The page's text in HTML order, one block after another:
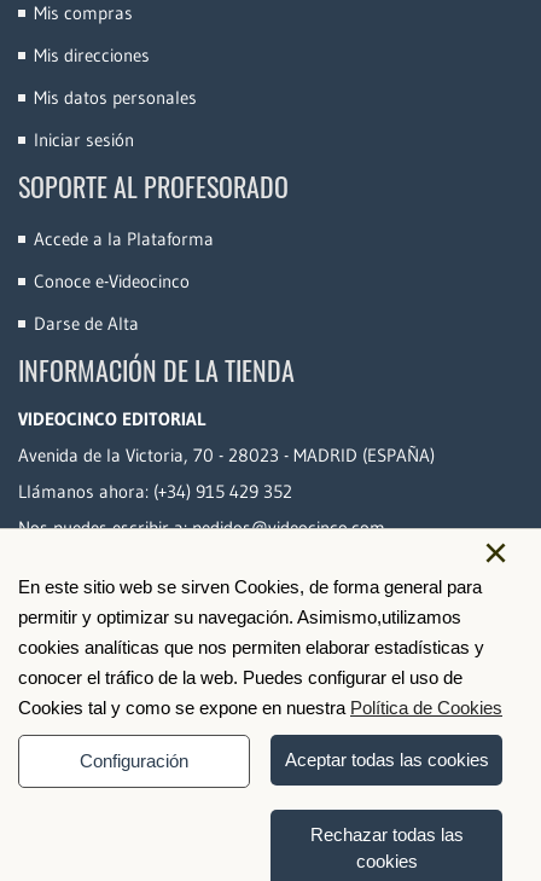
×
En este sitio web se sirven Cookies, de forma general para
permitir y optimizar su navegación. Asimismo,utilizamos
cookies analíticas que nos permiten elaborar estadísticas y
conocer el tráfico de la web. Puedes configurar el uso de
Cookies tal y como se expone en nuestra Política de Cookies
Configuración Aceptar todas las cookies
Rechazar todas las
cookies
Mis compras
Mis direcciones
Mis datos personales
Iniciar sesión
SOPORTE AL PROFESORADO
Accede a la Plataforma
Conoce e-Videocinco
Darse de Alta
INFORMACIÓN DE LA TIENDA
VIDEOCINCO EDITORIAL
Avenida de la Victoria, 70 - 28023 - MADRID (ESPAÑA)
Llámanos ahora: (+34) 915 429 352
Nos puedes escribir a:pedidos@videocinco.com
PAGO SEGURO